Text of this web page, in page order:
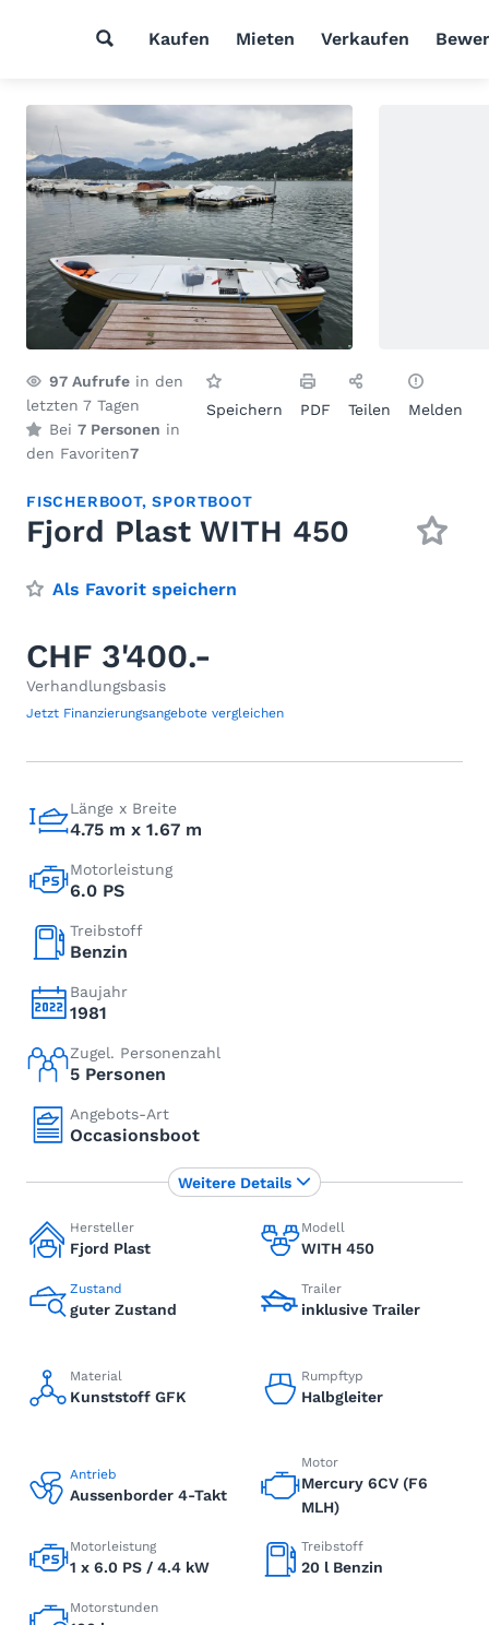
Kaufen Mieten Verkaufen
97 Aufrufe in den
letzten 7 Tagen
Bei 7 Personen in
den Favoriten7
Speichern PDF Teilen Melden
FISCHERBOOT,SPORTBOOT
Fjord Plast WITH 450
Als Favorit speichern
CHF 3'400.-
Verhandlungsbasis
Jetzt Finanzierungsangebote vergleichen
Länge x Breite
4.75 m x 1.67 m
Motorleistung
6.0 PS
Treibstoff
Benzin
Baujahr
1981
Zugel. Personenzahl
5 Personen
Angebots-Art
Occasionsboot
Hersteller
Fjord Plast
Modell
WITH 450
Zustand
guter Zustand
Trailer
inklusive Trailer
Material
Kunststoff GFK
Rumpftyp
Halbgleiter
Antrieb
Aussenborder 4-Takt
Motor
Mercury 6CV (F6
MLH)
Motorleistung
1 x 6.0 PS / 4.4 kW
Treibstoff
20 l Benzin
Motorstunden
Weitere Details